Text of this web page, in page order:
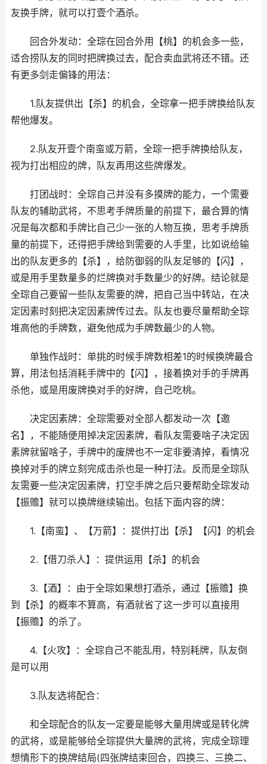
友换手牌，就可以打壹个酒杀。
回合外发动：全琮在回合外用【桃】的机会多一些，
适合捞队友的同时把牌换过去，配合卖血武将还不错。还
有更多剑走偏锋的用法：
1.队友提供出【杀】的机会，全琮拿一把手牌换给队友
帮他爆发。
2.队友开壹个南蛮或万箭，全琮一把手牌换给队友，
视为打出相应的牌，队友再用这些牌爆发。
打团战时：全琮自己并没有多摸牌的能力，一个需要
队友的辅助武将，不思考手牌质量的前提下，最合算的情
况是每次都和手牌比自己少一张的人物互换，思考手牌质
量的前提下，还得把手牌给到需要的人手里，比如说给输
出的队友更多的【杀】，给防御弱的队友足够的【闪】，
或是用手里数量多的烂牌换对手数量少的好牌。结论就是
全琮自己要留一些队友需要的牌，把自己当中转站，在决
定因素时刻把决定因素牌传过去。队友也要尽量帮助全琮
堆高他的手牌数，避免他成为手牌数最少的人物。
单独作战时：单挑的时候手牌数相差1的时候换牌最合
算，用法包括消耗手牌中的【闪】，接着换对手的手牌再
杀他，或是用废牌换对手的好牌，自己吃桃。
决定因素牌：全琮需要对全部人都发动一次【邀
名】，不能随便用掉决定因素牌，看队友需要啥子决定因
素牌就留啥子，手牌中的废牌也不一定非要清掉，看情况
换掉对手的牌立刻完成击杀也是一种打法。反而是全琮队
友需要一些决定因素牌，打空手牌之后只要帮助全琮发动
【振赡】就可以换牌继续输出。包括下面内容的牌：
1.【南蛮】、【万箭】：提供打出【杀】【闪】的机会
2.【借刀杀人】：提供运用【杀】的机会
3.【酒】：由于全琮如果想打酒杀，通过【振赡】换
到【杀】的概率不算高，有酒就省了这一步可以直接用
【振赡】的杀了。
4.【火攻】：全琮自己不能乱用，特别耗牌，队友倒
是可以用
3.队友选将配合：
和全琮配合的队友一定要是能够大量用牌或是转化牌
的武将，或是能够给全琮提供大量牌的武将，完成全琮理
想情形下的换牌结局(四张牌结束回合，四换三、三换二、